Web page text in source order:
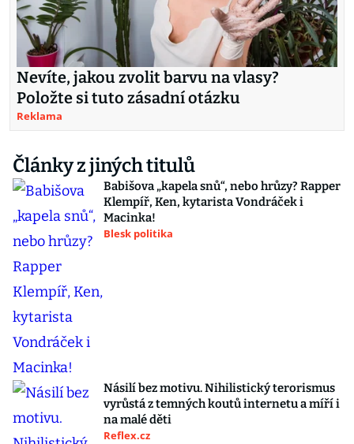
Nevíte, jakou zvolit barvu na vlasy?
Položte si tuto zásadní otázku
Reklama
Články z jiných titulů
Babišova „kapela snů“, nebo hrůzy? Rapper
Klempíř, Ken, kytarista Vondráček i
Macinka!
Blesk politika
Násilí bez motivu. Nihilistický terorismus
vyrůstá z temných koutů internetu a míří i
na malé děti
Reflex.cz